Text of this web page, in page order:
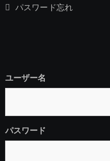
パスワード忘れ
ユーザー名
パスワード